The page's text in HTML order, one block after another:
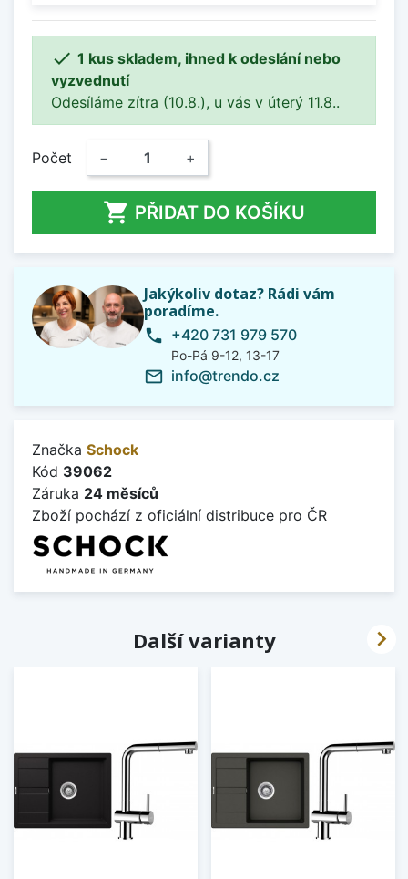
 1 kus skladem, ihned k odeslání nebo
vyzvednutí
Odesíláme zítra (10.8.), u vás v úterý 11.8..
Počet − +
 PŘIDAT DO KOŠÍKU
Jakýkoliv dotaz? Rádi vám
poradíme.
phone +420 731 979 570
Po-Pá 9-12, 13-17
mail_outline info@trendo.cz
Značka Schock
Kód 39062
Záruka 24 měsíců
Zboží pochází z oficiální distribuce pro ČR
Další varianty 